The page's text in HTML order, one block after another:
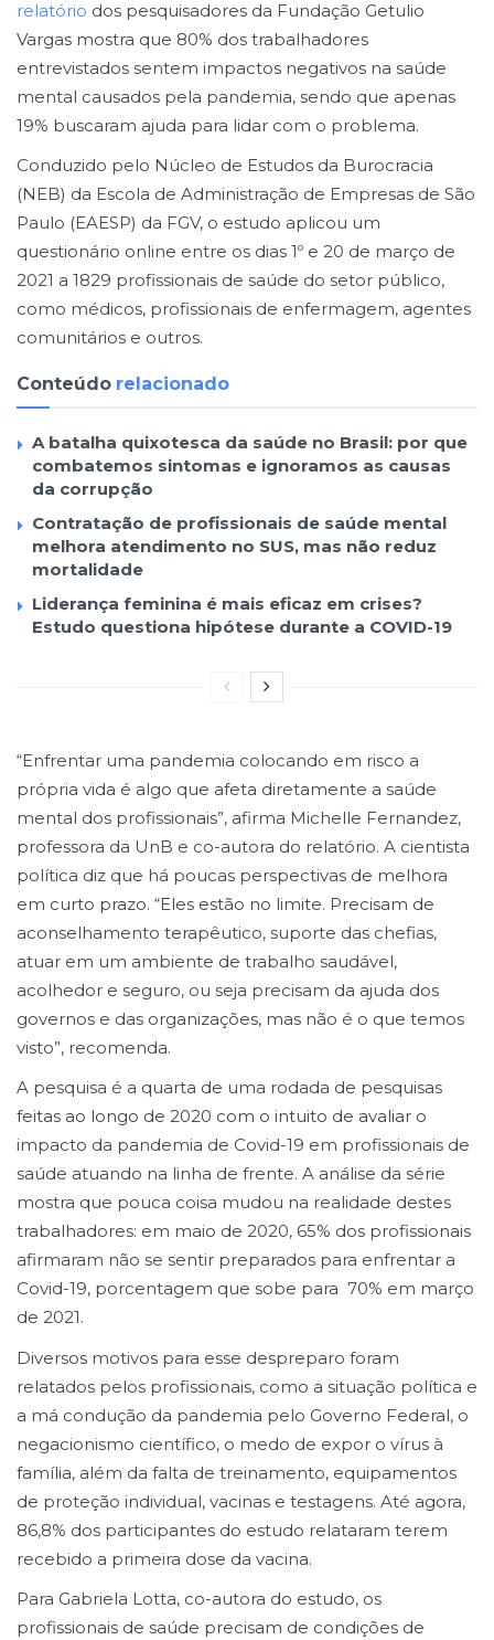
relatório dos pesquisadores da Fundação Getulio
Vargas mostra que 80% dos trabalhadores
entrevistados sentem impactos negativos na saúde
mental causados pela pandemia, sendo que apenas
19% buscaram ajuda para lidar com o problema.
Conduzido pelo Núcleo de Estudos da Burocracia
(NEB) da Escola de Administração de Empresas de São
Paulo (EAESP) da FGV, o estudo aplicou um
questionário online entre os dias 1º e 20 de março de
2021 a 1829 profissionais de saúde do setor público,
como médicos, profissionais de enfermagem, agentes
comunitários e outros.
Conteúdo relacionado
A batalha quixotesca da saúde no Brasil: por que
combatemos sintomas e ignoramos as causas
da corrupção
Contratação de profissionais de saúde mental
melhora atendimento no SUS, mas não reduz
mortalidade
Liderança feminina é mais eficaz em crises?
Estudo questiona hipótese durante a COVID-19
“Enfrentar uma pandemia colocando em risco a
própria vida é algo que afeta diretamente a saúde
mental dos profissionais”, afirma Michelle Fernandez,
professora da UnB e co-autora do relatório. A cientista
política diz que há poucas perspectivas de melhora
em curto prazo. “Eles estão no limite. Precisam de
aconselhamento terapêutico, suporte das chefias,
atuar em um ambiente de trabalho saudável,
acolhedor e seguro, ou seja precisam da ajuda dos
governos e das organizações, mas não é o que temos
visto”, recomenda.
A pesquisa é a quarta de uma rodada de pesquisas
feitas ao longo de 2020 com o intuito de avaliar o
impacto da pandemia de Covid-19 em profissionais de
saúde atuando na linha de frente. A análise da série
mostra que pouca coisa mudou na realidade destes
trabalhadores: em maio de 2020, 65% dos profissionais
afirmaram não se sentir preparados para enfrentar a
Covid-19, porcentagem que sobe para 70% em março
de 2021.
Diversos motivos para esse despreparo foram
relatados pelos profissionais, como a situação política e
a má condução da pandemia pelo Governo Federal, o
negacionismo científico, o medo de expor o vírus à
família, além da falta de treinamento, equipamentos
de proteção individual, vacinas e testagens. Até agora,
86,8% dos participantes do estudo relataram terem
recebido a primeira dose da vacina.
Para Gabriela Lotta, co-autora do estudo, os
profissionais de saúde precisam de condições de